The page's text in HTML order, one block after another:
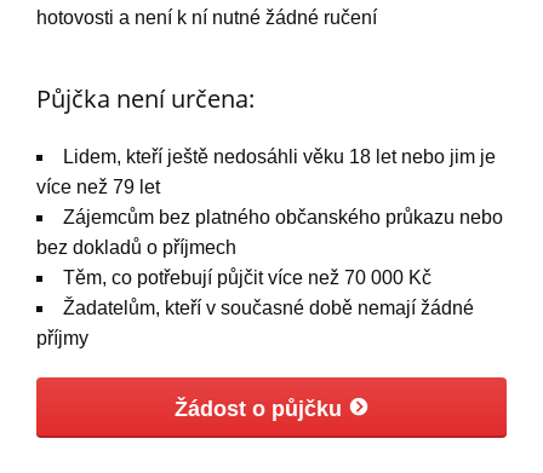
hotovosti a není k ní nutné žádné ručení
Půjčka není určena:
Lidem, kteří ještě nedosáhli věku 18 let nebo jim je
více než 79 let
Zájemcům bez platného občanského průkazu nebo
bez dokladů o příjmech
Těm, co potřebují půjčit více než 70 000 Kč
Žadatelům, kteří v současné době nemají žádné
příjmy
Žádost o půjčku